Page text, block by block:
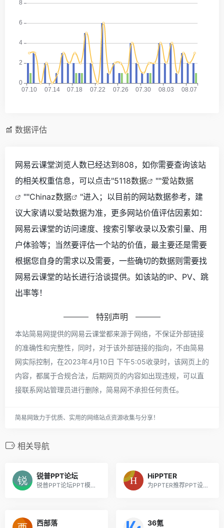
数据评估
网易云课堂浏览人数已经达到808，如你需要查询该站
的相关权重信息，可以点击"5118数据 ""爱站数据
""Chinaz数据
"进入；以目前的网站数据参考，建
议大家请以爱站数据为准，更多网站价值评估因素如：
网易云课堂的访问速度、搜索引擎收录以及索引量、用
户体验等；当然要评估一个站的价值，最主要还是需要
根据您自身的需求以及需要，一些确切的数据则需要找
网易云课堂的站长进行洽谈提供。如该站的IP、PV、跳
出率等！
特别声明
本站简易网提供的网易云课堂都来源于网络，不保证外部链接
的准确性和完整性，同时，对于该外部链接的指向，不由简易
网实际控制，在2023年4月10日 下午5:05收录时，该网页上的
内容，都属于合规合法，后期网页的内容如出现违规，可以直
接联系网站管理员进行删除，简易网不承担任何责任。
简易网致力于优质、实用的网络站点资源收集与分享！
相关导航
锐普PPT论坛
锐普PPT论坛PPT模板,PPT图表,专业PPT作品,精品PPT教程,免费... 最活跃的PPT制作人群、最精美的PPT作品、最丰富的PPT素材、最专业的PPT教程、最友好的PPT交流平台.是PPT高手必收藏的网站
HiPPTER
为PPTER推荐PPT设计相关网站，为你的PPT设计提供创意灵感、配色方案、免费图片、优质图标、工具插件等
西部落 36氪